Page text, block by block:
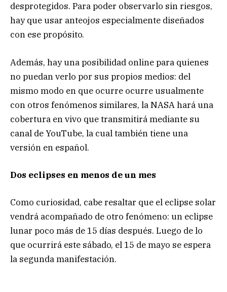
desprotegidos. Para poder observarlo sin riesgos,
hay que usar anteojos especialmente diseñados
con ese propósito.
Además, hay una posibilidad online para quienes
no puedan verlo por sus propios medios: del
mismo modo en que ocurre ocurre usualmente
con otros fenómenos similares, la NASA hará una
cobertura en vivo que transmitirá mediante su
canal de YouTube, la cual también tiene una
versión en español.
Dos eclipses en menos de un mes
Como curiosidad, cabe resaltar que el eclipse solar
vendrá acompañado de otro fenómeno: un eclipse
lunar poco más de 15 días después. Luego de lo
que ocurrirá este sábado, el 15 de mayo se espera
la segunda manifestación.